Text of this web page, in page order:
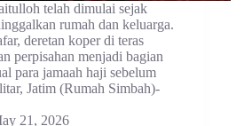
telah dimulai sejak
rumah dan keluarga.
deretan koper di teras
perpisahan menjadi bagian
para jamaah haji sebelum
Jatim (Rumah Simbah)-
21, 2026